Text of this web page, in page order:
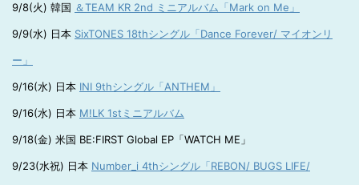
9/8(火) 韓国 ＆TEAM KR 2nd ミニアルバム「Mark on Me」
9/9(水) 日本 SixTONES 18thシングル「Dance Forever/ マイオンリ
ー」
9/16(水) 日本 INI 9thシングル「ANTHEM」
9/16(水) 日本 M!LK 1stミニアルバム
9/18(金) 米国 BE:FIRST Global EP「WATCH ME」
9/23(水祝) 日本 Number_i 4thシングル「REBON/ BUGS LIFE/